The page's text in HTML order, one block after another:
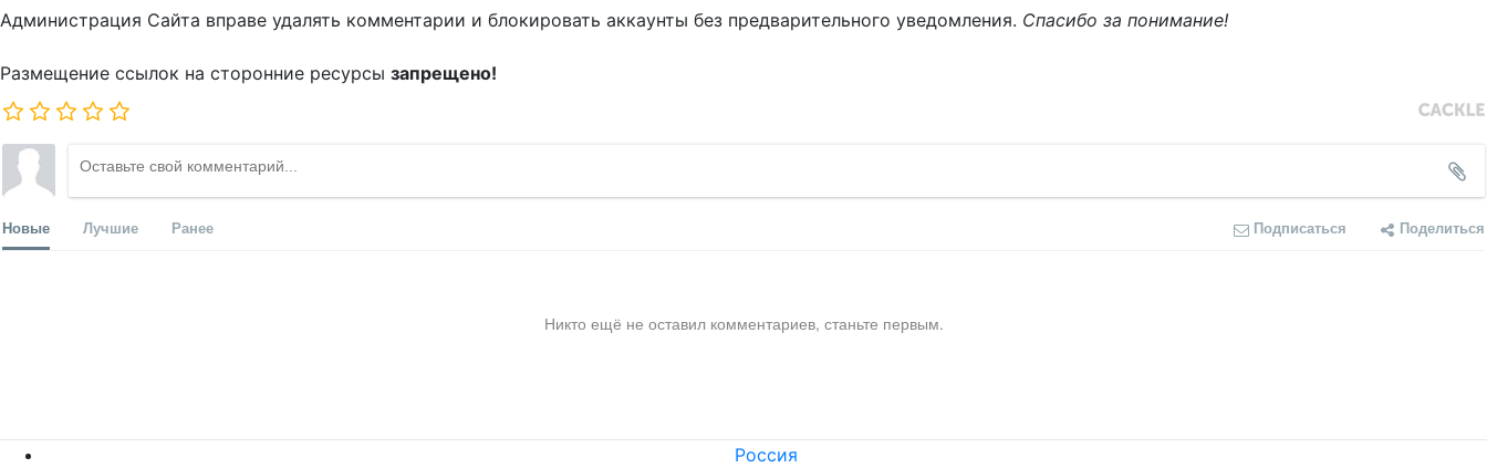
Администрация Сайта вправе удалять комментарии и блокировать аккаунты без предварительного уведомления. Спасибо за понимание!
Размещение ссылок на сторонние ресурсы запрещено!
Новые Лучшие Ранее Подписаться Поделиться
Никто ещё не оставил комментариев, станьте первым.
Россия